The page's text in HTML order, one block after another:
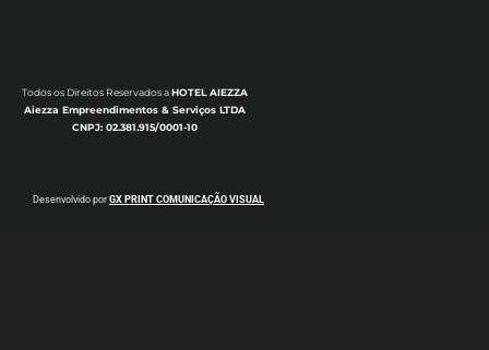
Desenvolvido por GX PRINT COMUNICAÇÃO VISUAL
Todos os Direitos Reservados aHOTEL AIEZZA
Aiezza Empreendimentos & Serviços LTDA
CNPJ: 02.381.915/0001-10